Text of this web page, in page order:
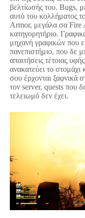
βελτίωσής του. Bugs,
αυτό του κολλήματος
Armor, μεγάλα σα Fire
κατηγορητήριο.
μηχανή γραφικών που
πανεπιστήμιο, που δε
απαιτήσεις τέτοιας
ανακατεύει το στομάχι
σου έρχονται ξαφνικά
τον server, quests που
τελειωμό δεν έχει.